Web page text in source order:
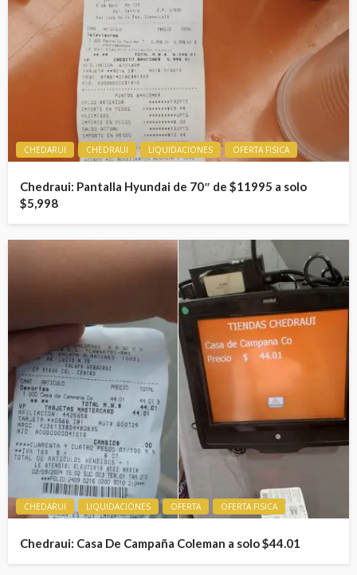
CHEDARUI CHEDRAUI LIQUIDACIONES OFERTA FISICA
Chedraui: Pantalla Hyundai de 70″ de $11995 a solo
$5,998
CHEDARUI LIQUIDACIONES OFERTA OFERTA FISICA
Chedraui: Casa De Campaña Coleman a solo $44.01